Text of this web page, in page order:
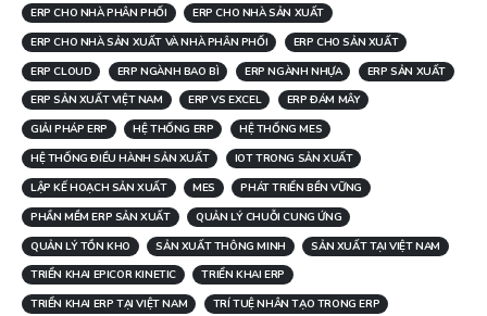
ERP CHO NHÀ PHÂN PHỐI
ERP CHO NHÀ SẢN XUẤT
ERP CHO NHÀ SẢN XUẤT VÀ NHÀ PHÂN PHỐI
ERP CHO SẢN XUẤT
ERP CLOUD
ERP NGÀNH BAO BÌ ERP NGÀNH NHỰA
ERP SẢN XUẤT
ERP SẢN XUẤT VIỆT NAM
ERP VS EXCEL
ERP ĐÁM MÂY
GIẢI PHÁP ERP
HỆ THỐNG ERP
HỆ THỐNG MES
HỆ THỐNG ĐIỀU HÀNH SẢN XUẤT
IOT TRONG SẢN XUẤT
LẬP KẾ HOẠCH SẢN XUẤT
MES
PHÁT TRIỂN BỀN VỮNG
PHẦN MỀM ERP SẢN XUẤT
QUẢN LÝ CHUỖI CUNG ỨNG
QUẢN LÝ TỒN KHO
SẢN XUẤT THÔNG MINH
SẢN XUẤT TẠI VIỆT NAM
TRIỂN KHAI EPICOR KINETIC
TRIỂN KHAI ERP
TRIỂN KHAI ERP TẠI VIỆT NAM
TRÍ TUỆ NHÂN TẠO TRONG ERP